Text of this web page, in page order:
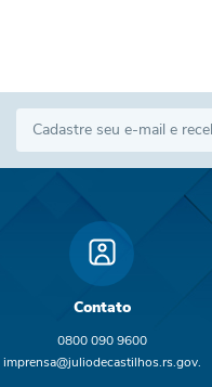
Contato
0800 090 9600
imprensa@juliodecastilhos.rs.gov.